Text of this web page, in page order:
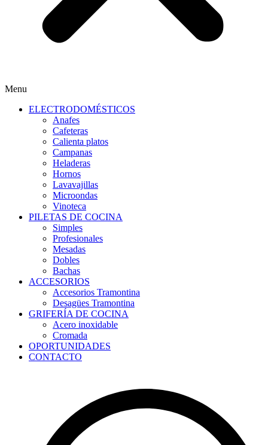
Menu
ELECTRODOMÉSTICOS
Anafes
Cafeteras
Calienta platos
Campanas
Heladeras
Hornos
Lavavajillas
Microondas
Vinoteca
PILETAS DE COCINA
Simples
Profesionales
Mesadas
Dobles
Bachas
ACCESORIOS
Accesorios Tramontina
Desagües Tramontina
GRIFERÍA DE COCINA
Acero inoxidable
Cromada
OPORTUNIDADES
CONTACTO